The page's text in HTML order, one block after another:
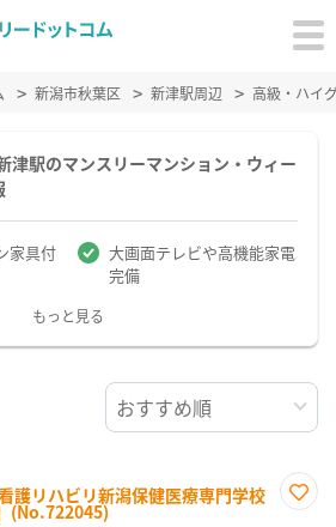
新潟市秋葉区 新津駅周辺 高級・ハイ
津駅のマンスリーマンション・ウィー
家具付
大画面テレビや高機能家電
完備
もっと見る
護リハビリ新潟保健医療専門学校
(No.722045)